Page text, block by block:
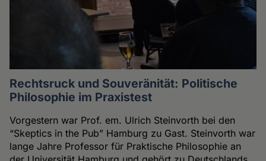
Rechtsruck und Souveränität: Politische
Philosophie im Praxistest
Vorgestern war Prof. em. Ulrich Steinvorth bei den
“Skeptics in the Pub” Hamburg zu Gast. Steinvorth war
lange Jahre Professor für Praktische Philosophie an